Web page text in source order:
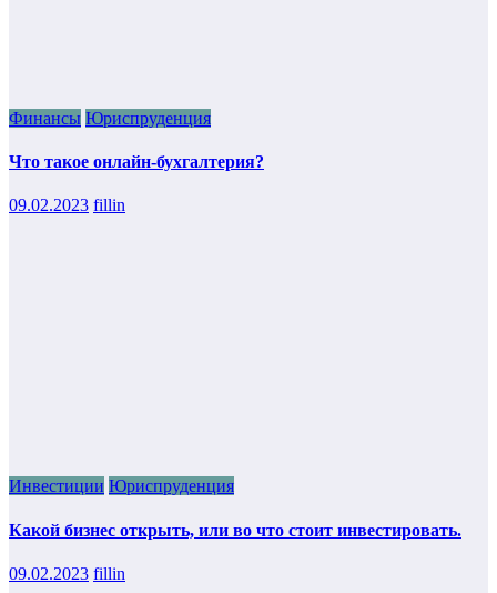
Финансы Юриспруденция
Что такое онлайн-бухгалтерия?
09.02.2023 fillin
Инвестиции Юриспруденция
Какой бизнес открыть, или во что стоит инвестировать.
09.02.2023 fillin